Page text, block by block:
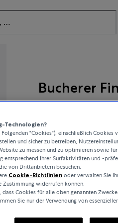
Bucherer
1.350 €
inkl. MwSt. / kostenloser
Technologien?
"Cookies"), einschließlich Cookies
und sicher zu betreiben,
zu messen und zu optimieren sowie für
entsprechend Ihrer Surfaktivitäten und -
von Drittanbietern besuchen.
Cookie-Richtlinien oder verwalten Sie
Zustimmung widerrufen können.
dass Cookies für alle oben genannten
Sie nur der Verwendung von